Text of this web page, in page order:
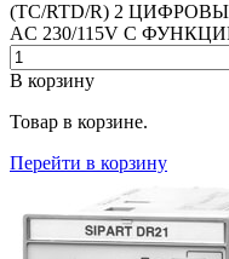
(TC/RTD/R) 2
AC 230/115V С
В корзину
Товар в корзине.
Перейти в корзину